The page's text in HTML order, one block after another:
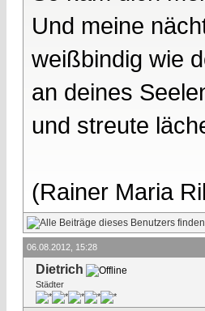
Und meine
weißbindig wie
an deines
und streute
(Rainer Maria
06.08.2012, 15:28
Dietrich
Städter